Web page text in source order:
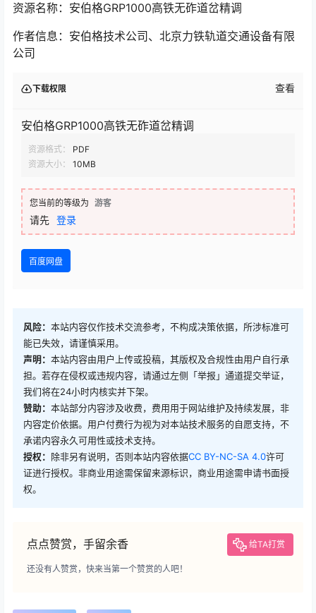
资源名称：安伯格GRP1000高铁无砟道岔精调
作者信息：安伯格技术公司、北京力铁轨道交通设备有限
公司
下载权限 查看
安伯格GRP1000高铁无砟道岔精调
资源格式：
PDF
资源大小：
10MB
您当前的等级为 游客
请先 登录
百度网盘
风险： 本站内容仅作技术交流参考，不构成决策依据，所涉标准可
能已失效，请谨慎采用。
声明： 本站内容由用户上传或投稿，其版权及合规性由用户自行承
担。若存在侵权或违规内容，请通过左侧「举报」通道提交举证，
我们将在24小时内核实并下架。
赞助： 本站部分内容涉及收费，费用用于网站维护及持续发展，非
内容定价依据。用户付费行为视为对本站技术服务的自愿支持，不
承诺内容永久可用性或技术支持。
授权： 除非另有说明，否则本站内容依据CC BY-NC-SA 4.0许可
证进行授权。非商业用途需保留来源标识，商业用途需申请书面授
权。
点点赞赏，手留余香 给TA打赏
还没有人赞赏，快来当第一个赞赏的人吧！